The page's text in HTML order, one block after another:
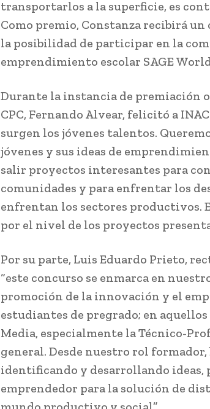
transportarlos a la superficie, es
Como premio, Constanza recibirá
la posibilidad de participar en la
emprendimiento escolar SAGE World
Durante la instancia de premiación
CPC, Fernando Alvear, felicitó a
surgen los jóvenes talentos.
jóvenes y sus ideas de
salir proyectos interesantes para
comunidades y para enfrentar los
enfrentan los sectores productivos.
por el nivel de los proyectos
Por su parte, Luis Eduardo Prieto,
“este concurso se enmarca en
promoción de la innovación y el
estudiantes de pregrado; en
Media, especialmente la Técnico-
general. Desde nuestro rol
identificando y desarrollando
emprendedor para la solución de